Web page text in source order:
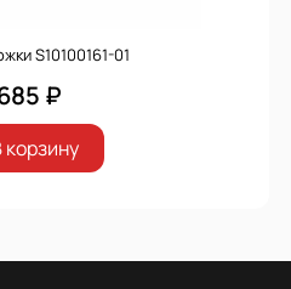
S10100161-01
₽
корзину